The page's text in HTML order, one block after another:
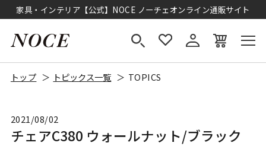
家具・インテリア【公式】NOCE ノーチェオンライン通販サイト
トップ トピックス一覧 TOPICS
2021/08/02
チェアC380 ウォールナット/ブラック